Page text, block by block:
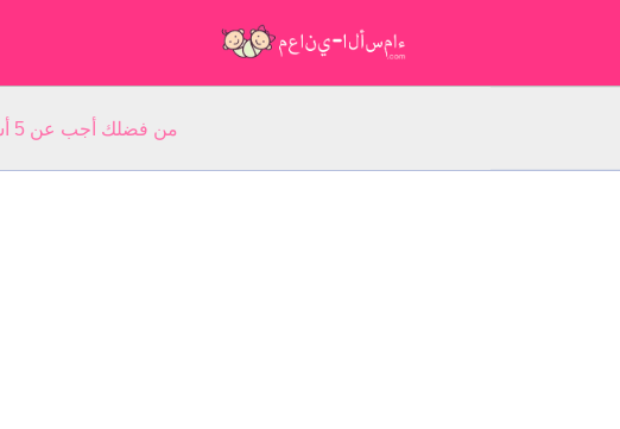
من فضلك أجب عن 5 أسئلة عن اسمك الأول: اسمك هو: